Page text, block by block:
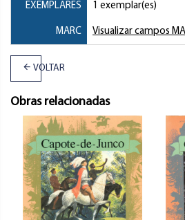
EXEMPLARES 1 exemplar(es)
MARC Visualizar campos
VOLTAR
Obras relacionadas